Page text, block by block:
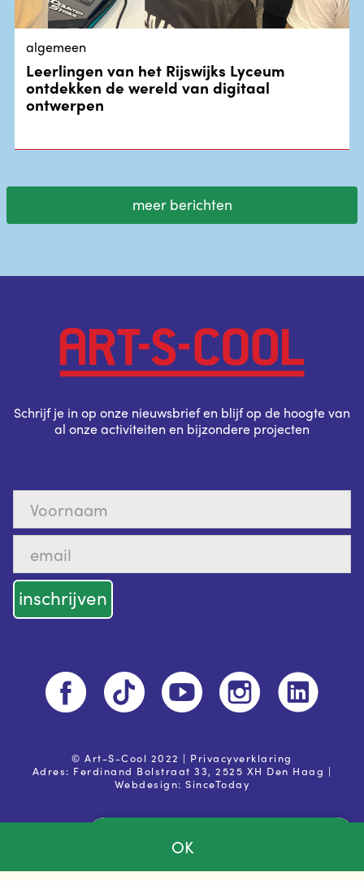
privacy voorwaarden
OK
algemeen
Leerlingen van het Rijswijks Lyceum
ontdekken de wereld van digitaal
ontwerpen
meer berichten
Schrijf je in op onze nieuwsbrief en blijf op de hoogte van
al onze activiteiten en bijzondere projecten
© Art-S-Cool 2022 | Privacyverklaring
Adres: Ferdinand Bolstraat 33, 2525 XH Den Haag |
Webdesign:SinceToday